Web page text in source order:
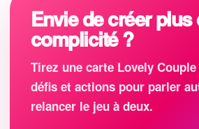
Envie de créer plus
complicité ?
Tirez une carte Lovely
défis et actions pour parler
relancer le jeu à deux.